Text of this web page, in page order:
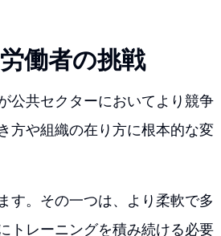
働者の挑戦
公共セクターにおいてより競争
方や組織の在り方に根本的な変
す。その一つは、より柔軟で多
トレーニングを積み続ける必要